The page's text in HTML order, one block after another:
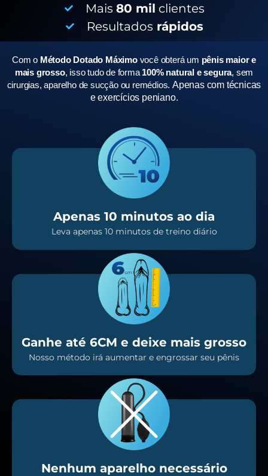
Mais 80 mil clientes
Resultados rápidos
Com o Método Dotado Máximo você obterá um pênis maior e
mais grosso, isso tudo de forma 100% natural e segura, sem
cirurgias, aparelho de sucção ou remédios.Apenas com técnicas
e exercícios peniano.
Apenas 10 minutos ao dia
Leva apenas 10 minutos de treino diário
Ganhe até 6CM e deixe mais grosso
Nosso método irá aumentar e engrossar seu pênis
Nenhum aparelho necessário